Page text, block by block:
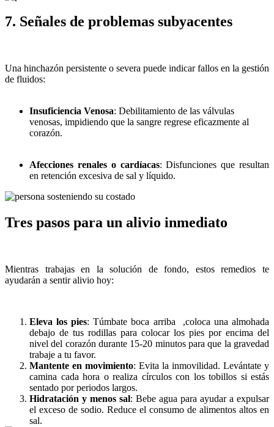
7. Señales de problemas subyacentes
Una hinchazón persistente o severa puede indicar fallos en la gestión
de fluidos:
Insuficiencia Venosa: Debilitamiento de las válvulas
venosas, impidiendo que la sangre regrese eficazmente al
corazón.
Afecciones renales o cardíacas: Disfunciones que resultan
en retención excesiva de sal y líquido.
Tres pasos para un alivio inmediato
Mientras trabajas en la solución de fondo, estos remedios te
ayudarán a sentir alivio hoy:
Eleva los pies: Túmbate boca arriba ,coloca una almohada
debajo de tus rodillas para colocar los pies por encima del
nivel del corazón durante 15-20 minutos para que la gravedad
trabaje a tu favor.
Mantente en movimiento: Evita la inmovilidad. Levántate y
camina cada hora o realiza círculos con los tobillos si estás
sentado por periodos largos.
Hidratación y menos sal: Bebe agua para ayudar a expulsar
el exceso de sodio. Reduce el consumo de alimentos altos en
sal.